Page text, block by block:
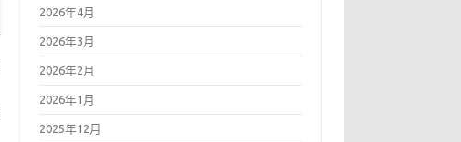
2026年4月
2026年3月
2026年2月
2026年1月
2025年12月